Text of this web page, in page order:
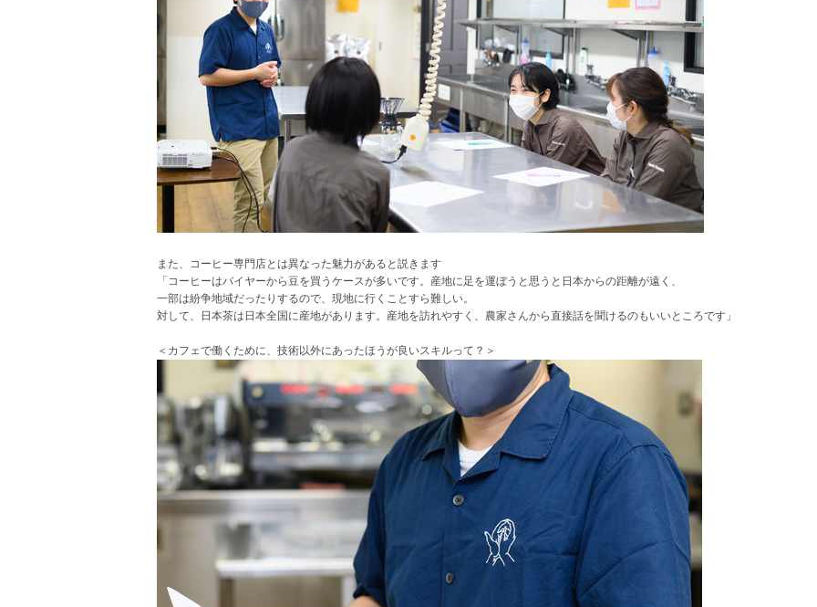
また、コーヒー専門店とは異なった魅力があると説きます
「コーヒーはバイヤーから豆を買うケースが多いです。産地に足を運ぼうと思うと日本からの距離が遠く、
一部は紛争地域だったりするので、現地に行くことすら難しい。
対して、日本茶は日本全国に産地があります。産地を訪れやすく、農家さんから直接話を聞けるのもいいところです 」
＜カフェで働くために、技術以外にあったほうが良いスキルって？＞